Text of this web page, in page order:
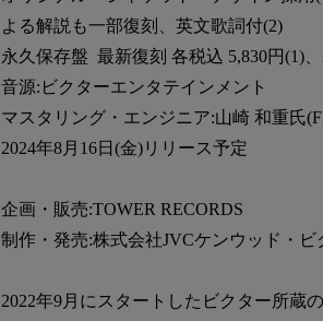
よる解説も一部復刻、英文歌詞付(2)
永久保存盤 最新復刻 各税込 5,830円(1)、
音源:ビクターエンタテインメント
マスタリング・エンジニア:山崎 和重氏
2024年8月16日(金)リリース予定
企画・販売:TOWER RECORDS
制作・発売:株式会社JVCケンウッド・ビ
2022年9月にスタートしたビクター所蔵